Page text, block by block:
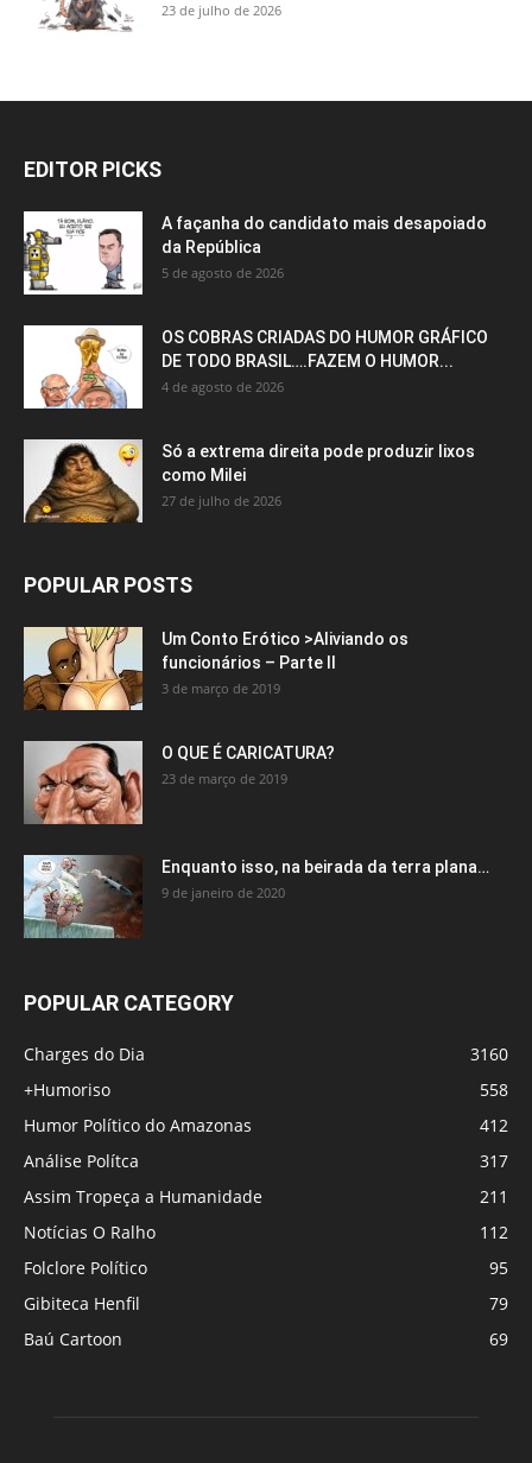
23 de julho de 2026
EDITOR PICKS
A façanha do candidato mais desapoiado
da República
5 de agosto de 2026
OS COBRAS CRIADAS DO HUMOR GRÁFICO
DE TODO BRASIL….FAZEM O HUMOR...
4 de agosto de 2026
Só a extrema direita pode produzir lixos
como Milei
27 de julho de 2026
POPULAR POSTS
Um Conto Erótico >Aliviando os
funcionários – Parte II
3 de março de 2019
O QUE É CARICATURA?
23 de março de 2019
Enquanto isso, na beirada da terra plana…
9 de janeiro de 2020
POPULAR CATEGORY
Charges do Dia
3160
+Humoriso
558
Humor Político do Amazonas
412
Análise Polítca
317
Assim Tropeça a Humanidade
211
Notícias O Ralho
112
Folclore Político
95
Gibiteca Henfil
79
Baú Cartoon
69